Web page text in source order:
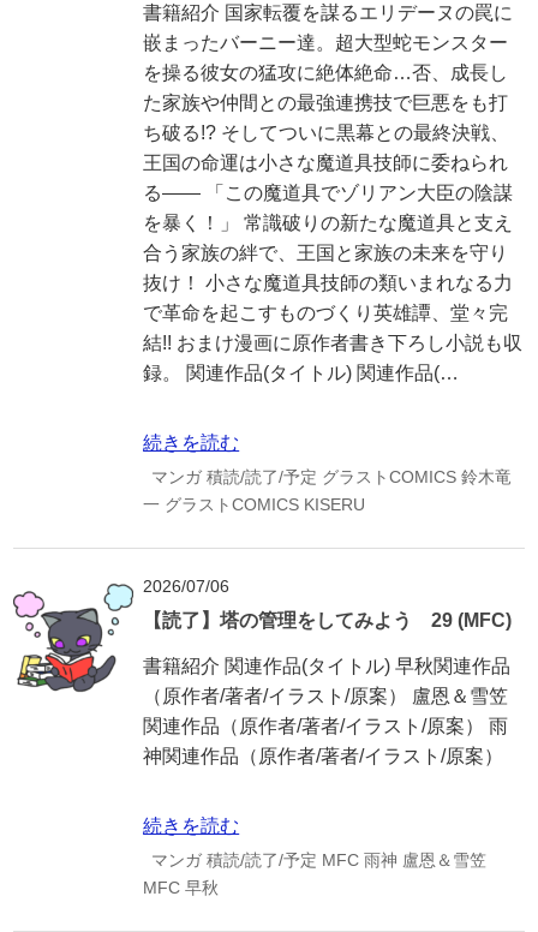
書籍紹介 国家転覆を謀るエリデーヌの罠に
嵌まったバーニー達。超大型蛇モンスター
を操る彼女の猛攻に絶体絶命…否、成長し
た家族や仲間との最強連携技で巨悪をも打
ち破る!? そしてついに黒幕との最終決戦、
王国の命運は小さな魔道具技師に委ねられ
る―― 「この魔道具でゾリアン大臣の陰謀
を暴く！」 常識破りの新たな魔道具と支え
合う家族の絆で、王国と家族の未来を守り
抜け！ 小さな魔道具技師の類いまれなる力
で革命を起こすものづくり英雄譚、堂々完
結!! おまけ漫画に原作者書き下ろし小説も収
録。 関連作品(タイトル) 関連作品(…
続きを読む
マンガ 積読/読了/予定 グラストCOMICS 鈴木竜
一 グラストCOMICS KISERU
2026/07/06
【読了】塔の管理をしてみよう 29 (MFC)
書籍紹介 関連作品(タイトル) 早秋関連作品
（原作者/著者/イラスト/原案） 盧恩＆雪笠
関連作品（原作者/著者/イラスト/原案） 雨
神関連作品（原作者/著者/イラスト/原案）
続きを読む
マンガ 積読/読了/予定 MFC 雨神 盧恩＆雪笠
MFC 早秋